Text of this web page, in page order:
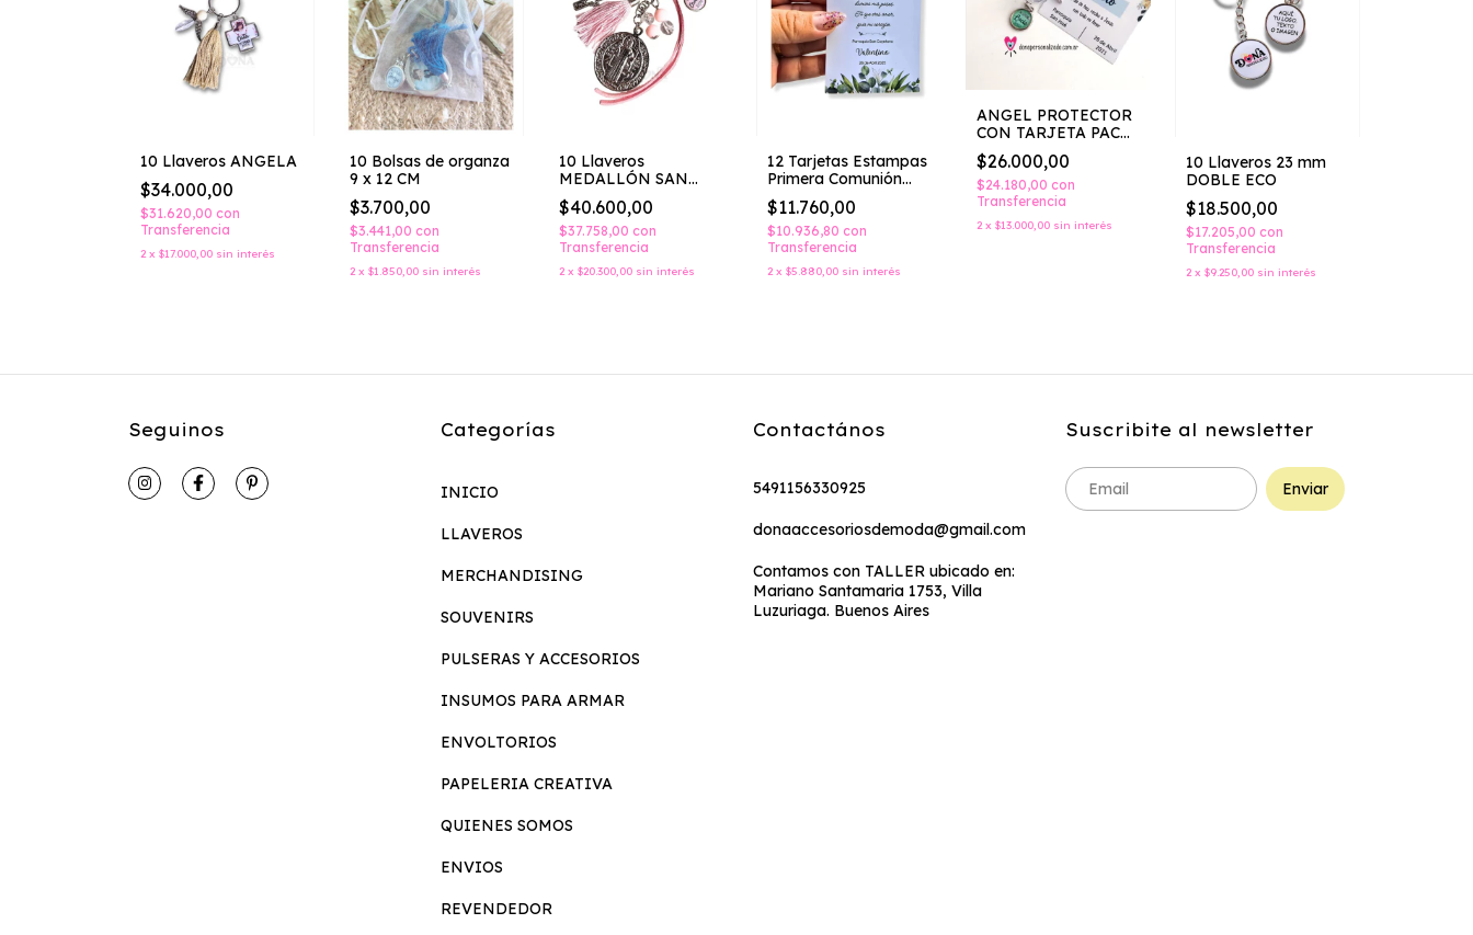
10 Llaveros ANGELA
$34.000,00
$31.620,00 con
Transferencia
2 x $17.000,00 sin interés
10 Bolsas de organza
9 x 12 CM
$3.700,00
$3.441,00 con
Transferencia
2 x $1.850,00 sin interés
10 Llaveros
MEDALLÓN SAN
BENITO
$40.600,00
$37.758,00 con
Transferencia
2 x $20.300,00 sin interés
12 Tarjetas Estampas
Primera Comunión
Bautismo
Cumpleaños
$11.760,00
$10.936,80con
Transferencia
2 x$5.880,00 sin interés
ANGEL PROTECTOR
CON TARJETA PACK
10 IGUALES
$26.000,00
$24.180,00con
Transferencia
2 x$13.000,00 sin interés
10 Llaveros 23 mm
DOBLE ECO
$18.500,00
$17.205,00con
Transferencia
2 x$9.250,00 sin interés
Seguinos Categorías
INICIO
LLAVEROS
MERCHANDISING
SOUVENIRS
PULSERAS Y ACCESORIOS
INSUMOS PARA ARMAR
ENVOLTORIOS
PAPELERIA CREATIVA
QUIENES SOMOS
ENVIOS
REVENDEDOR
Contactános
5491156330925
donaaccesoriosdemoda@gmail.com
Contamos con TALLER ubicado en:
Mariano Santamaria 1753, Villa
Luzuriaga. Buenos Aires
Suscribite al newsletter